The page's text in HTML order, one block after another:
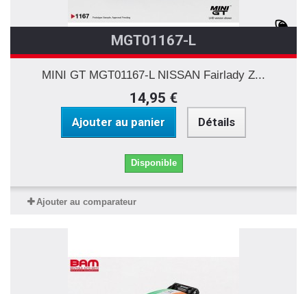
MGT01167-L
MINI GT MGT01167-L NISSAN Fairlady Z...
14,95 €
Ajouter au panier Détails
Disponible
Ajouter au comparateur